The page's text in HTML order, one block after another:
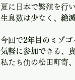
夏に日本で繁殖を行
生息数は少なく、 絶
今回で2年目のミゾゴ
気軽に参加できる、
私たち仂の松田町寄